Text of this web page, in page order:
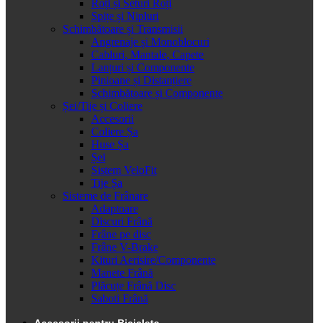
Roți și Seturi Roți
Spițe și Nipluri
Schimbătoare și Transmisii
Angrenaje și Monoblocuri
Cabluri, Mantale, Capete
Lanțuri și Componente
Pinioane și Distanțiere
Schimbătoare și Componente
Șei/Tije și Coliere
Accesorii
Coliere Șa
Huse Șa
Șei
Sistem VeloFit
Tije Șa
Sisteme de Frânare
Adaptoare
Discuri Frână
Frâne pe disc
Frâne V-Brake
Kituri Aerisire/Componente
Manete Frână
Plăcuțe Frână Disc
Saboti Frână